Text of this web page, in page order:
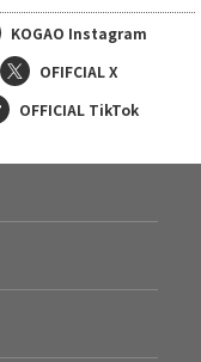
KOGAO Instagram
OFIFCIAL X
OFFICIAL TikTok